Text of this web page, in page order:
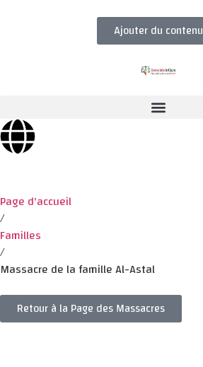
Ajouter du contenu
Page d'accueil
/
Familles
/
Massacre de la famille Al-Astal
Retour à la Page des Massacres